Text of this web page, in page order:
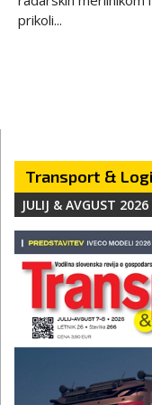
prikoli...
Transport &
JULIJ & AVGUST 2026